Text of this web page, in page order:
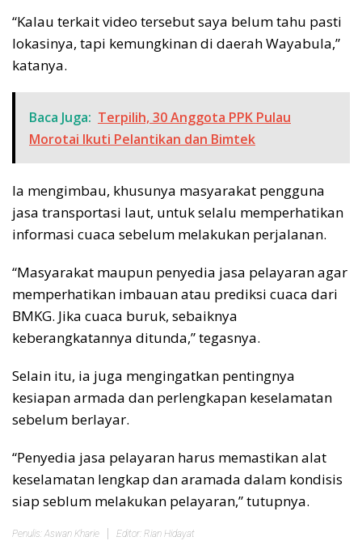
“Kalau terkait video tersebut saya belum tahu pasti
lokasinya, tapi kemungkinan di daerah Wayabula,”
katanya.
Baca Juga: Terpilih, 30 Anggota PPK Pulau
Morotai Ikuti Pelantikan dan Bimtek
Ia mengimbau, khusunya masyarakat pengguna
jasa transportasi laut, untuk selalu memperhatikan
informasi cuaca sebelum melakukan perjalanan.
“Masyarakat maupun penyedia jasa pelayaran agar
memperhatikan imbauan atau prediksi cuaca dari
BMKG. Jika cuaca buruk, sebaiknya
keberangkatannya ditunda,” tegasnya.
Selain itu, ia juga mengingatkan pentingnya
kesiapan armada dan perlengkapan keselamatan
sebelum berlayar.
“Penyedia jasa pelayaran harus memastikan alat
keselamatan lengkap dan aramada dalam kondisis
siap seblum melakukan pelayaran,” tutupnya.
Penulis: Aswan Kharie Editor: Rian Hidayat